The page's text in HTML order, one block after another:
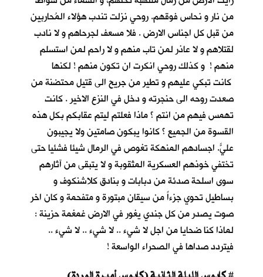
من نار و نحاس فوقهم. روحي نزلت تندب هؤلاء المُحاربين
من قبل كل اجناس الارض . فلا مسعف لجرحاهم و لا نادب
لقتلاهم و لا عاذر لمن تاب منهم و لا راحم لمن استسلم
منهم ! و كذلك روحي انكرت ان تكون منهم ! لكنها
كانت تبكي عليهم و تطير من جريح الى قتيل محتضنة من
صعدت روحه الى حنجرته و دخل في النزع الاخير . كانت
تهمس فيهم من انتم ؟ ماذا فعلتم ليتم عقابكم بكل هذه
القسوة من الجميع ؟ كانوا يبكون صامتين ولا يجيبون
عليّ. اجسادهم المنهكة تغوص في الرمال شيئا فشئياً حتى
تختفي خوذهم العسكرية المثقوبة و لا يتبقى من آثارهم
سوى اسلحة صدئة من دبابات و بنادق كلاشنكوف و
بساطيل تحوي جزءاً من سيقان مبتورة و متفحمة و كان اخر
صوت يصدر من كل جندي يغور في الارض غمغمة حزينة :
لماذا كنا ضحايا من اجل لا شيء .. لا شيء .. لا شيء ..
فيتردد صداها في الصحراء الواسعة !